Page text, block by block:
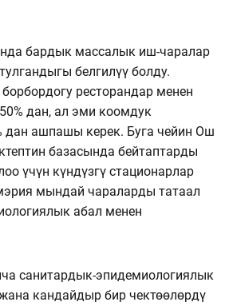
бардык массалык иш-чаралар
белгилүү болду.
ресторандар менен
дан, ал эми коомдук
дан ашпашы керек. Буга чейин Ош
базасында бейтаптарды
үчүн күндүзгү стационарлар
мындай чараларды татаал
абал менен
санитардык-эпидемиологиялык
кандайдыр бир чектөөлөрдү